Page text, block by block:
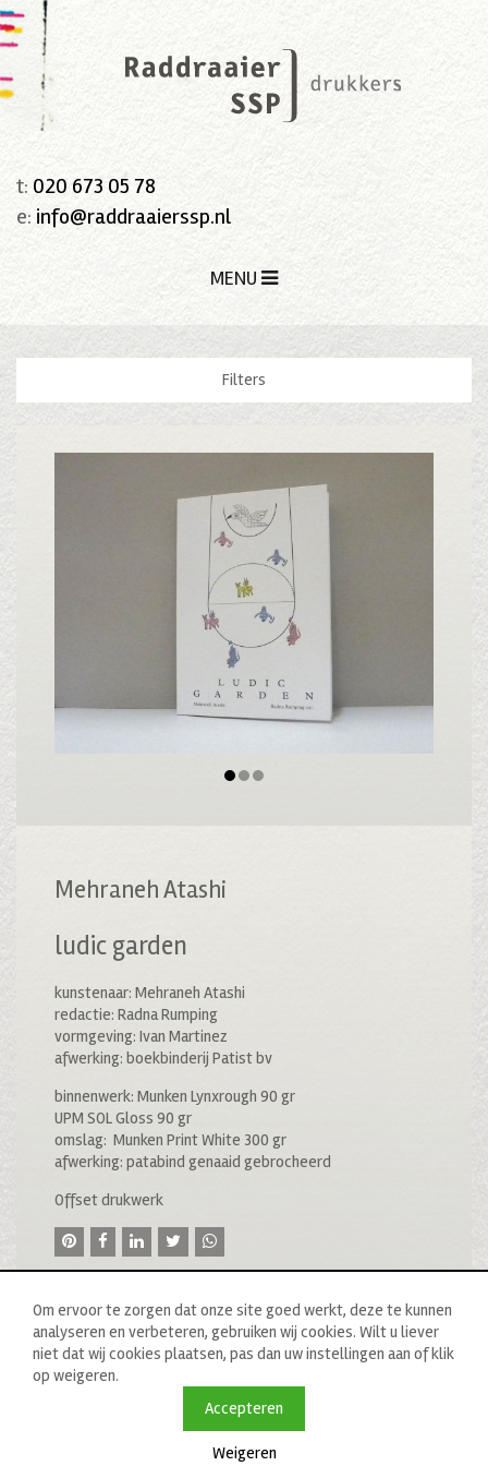
t: 020 673 05 78
e: info@raddraaierssp.nl
MENU
Filters
Mehraneh Atashi
ludic garden
kunstenaar: Mehraneh Atashi
redactie: Radna Rumping
vormgeving: Ivan Martinez
afwerking: boekbinderij Patist bv
binnenwerk: Munken Lynxrough 90 gr
UPM SOL Gloss 90 gr
omslag: Munken Print White 300 gr
afwerking: patabind genaaid gebrocheerd
Offset drukwerk
© 2020 drukkerij raddraaier b.v., van ostadestraat 233b, 1073
tn amsterdam, t: 020 673 05 78, f: 020 676 71 00,
info@raddraaierssp.nl
Om ervoor te zorgen dat onze site goed werkt, deze te kunnen
analyseren en verbeteren, gebruiken wij cookies. Wilt u liever
niet dat wij cookies plaatsen, pas dan uw instellingen aan of klik
op weigeren.
Accepteren
Weigeren